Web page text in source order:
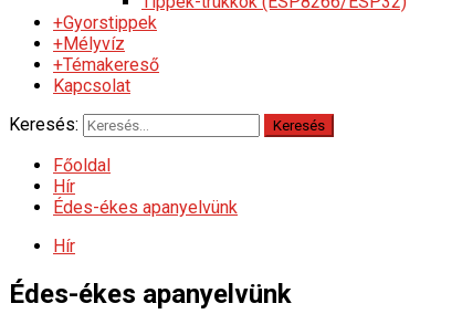
+Gyorstippek
+Mélyvíz
+Témakereső
Kapcsolat
Keresés:
Főoldal
Hír
Édes-ékes apanyelvünk
Hír
Édes-ékes apanyelvünk